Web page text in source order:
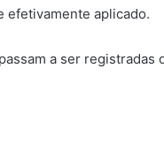
efetivamente aplicado.
a ser